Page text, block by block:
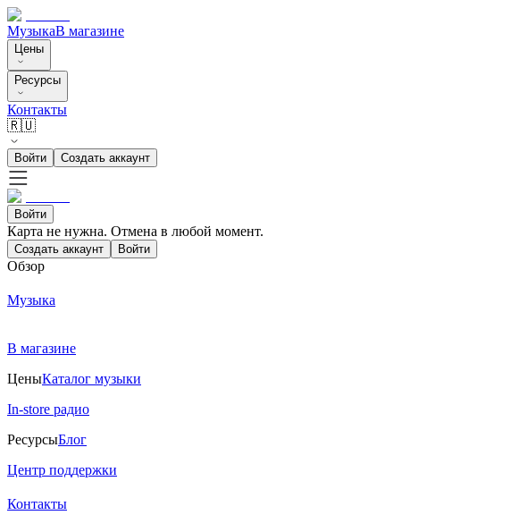
МузыкаВ магазине
Цены
Ресурсы
Контакты
🇷🇺
Войти Создать аккаунт
Войти
Карта не нужна. Отмена в любой момент.
Создать аккаунт Войти
Обзор
Музыка
В магазине
ЦеныКаталог музыки
In-store радио
РесурсыБлог
Центр поддержки
Контакты